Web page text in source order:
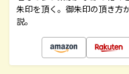
朱印を頂く。御朱印の頂き方
説。